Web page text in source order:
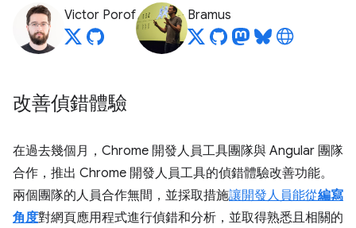
Victor Porof Bramus
改善偵錯體驗
在過去幾個月，Chrome 開發人員工具團隊與 Angular 團隊
合作，推出 Chrome 開發人員工具的偵錯體驗改善功能。
兩個團隊的人員合作無間，並採取措施讓開發人員能從編寫
角度對網頁應用程式進行偵錯和分析，並取得熟悉且相關的